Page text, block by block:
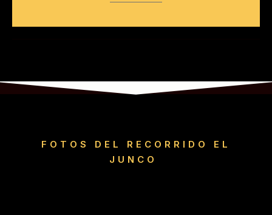
FOTOS DEL RECORRIDO EL
JUNCO